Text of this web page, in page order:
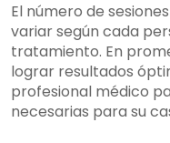
El número de
variar según cada
tratamiento. En
lograr resultados
profesional médico
necesarias para su